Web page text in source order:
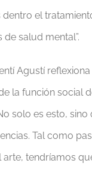
dentro el
salud mental”.
Agustí reflexiona
la función social
solo es esto,
Tal como
tendríamos